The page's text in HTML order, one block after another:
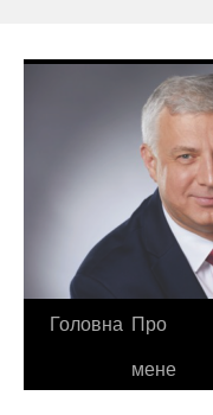
до
Головна Про
мене